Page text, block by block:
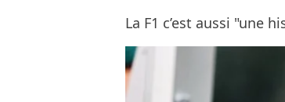
La F1 c’est aussi "une